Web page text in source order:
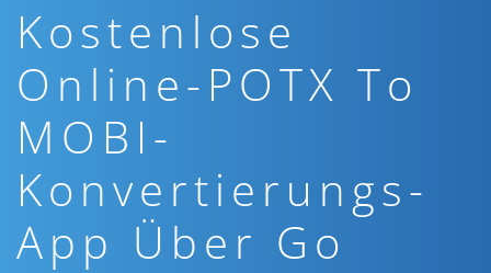
Kostenlose
Online-POTX To
MOBI-
Konvertierungs-
App Über Go